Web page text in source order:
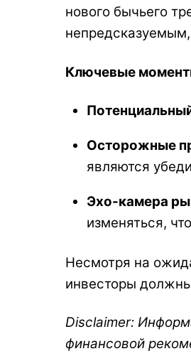
нового бычьего
Ключевые
Осторожные
являются
Эхо-камера
изменяться,
Несмотря на
инвесторы
Disclaimer:
финансовой